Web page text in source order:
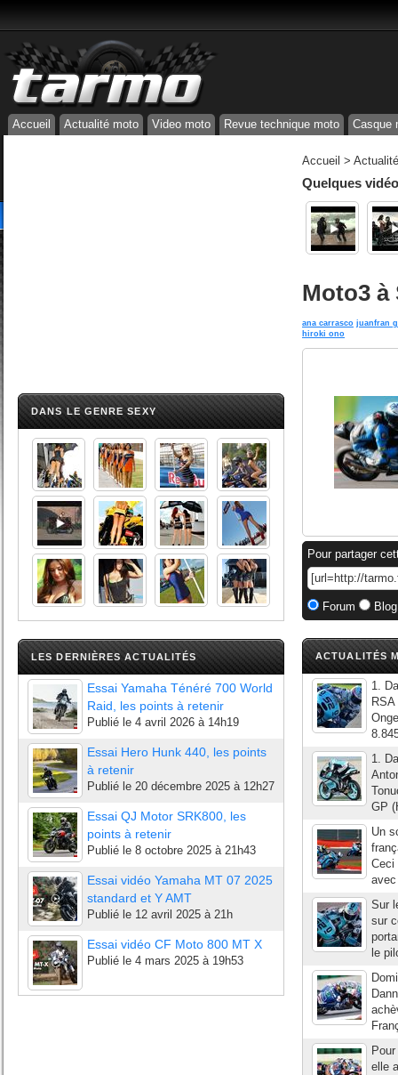
Accueil Actualité moto Video moto Revue technique moto Casque
DANS LE GENRE SEXY
LES DERNIÈRES ACTUALITÉS
Essai Yamaha Ténéré 700 World
Raid, les points à retenir
Publié le 4 avril 2026 à 14h19
Essai Hero Hunk 440, les points
à retenir
Publié le 20 décembre 2025 à 12h27
Essai QJ Motor SRK800, les
points à retenir
Publié le 8 octobre 2025 à 21h43
Essai vidéo Yamaha MT 07 2025
standard et Y AMT
Publié le 12 avril 2025 à 21h
Essai vidéo CF Moto 800 MT X
Publié le 4 mars 2025 à 19h53
Accueil >
Quelques
Moto3 à
ana carrasco juanfran
hiroki ono
Pour partager
Forum
ACTUALITÉS
1.
1.
GP
Un
Ceci
Sur
sur
le
elle